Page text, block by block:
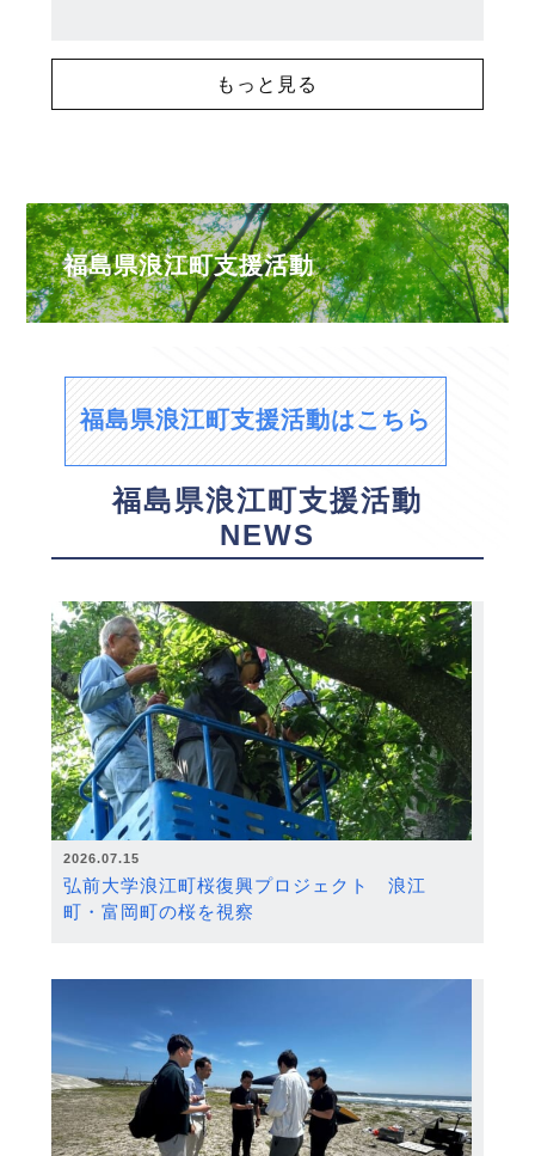
もっと見る
福島県浪江町支援活動
福島県浪江町支援活動はこちら
福島県浪江町支援活動
NEWS
2026.07.15
弘前大学浪江町桜復興プロジェクト 浪江
町・富岡町の桜を視察